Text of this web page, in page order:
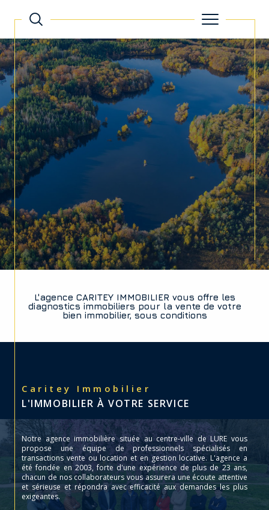
L'agence CARITEY IMMOBILIER vous offre les
diagnostics immobiliers pour la vente de votre
bien immobilier, sous conditions
Caritey Immobilier
L'IMMOBILIER À VOTRE SERVICE
Notre agence immobilière située au centre-ville de LURE vous
propose une équipe de professionnels spécialisés en
transactions vente ou location et en gestion locative. L'agence a
été fondée en 2003, forte d'une expérience de plus de 23 ans,
chacun de nos collaborateurs vous assurera une écoute attentive
et sérieuse et répondra avec efficacité aux demandes les plus
exigeantes.